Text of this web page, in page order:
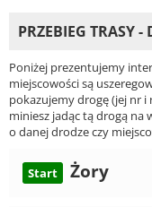
PRZEBIEG TRASY -
Poniżej prezentujemy
miejscowości są
pokazujemy drogę (jej nr i
miniesz jadąc tą drogą na
o danej drodze czy
Start Żory